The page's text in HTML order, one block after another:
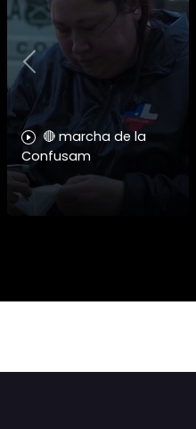
🔴 marcha de la
Confusam
Previous